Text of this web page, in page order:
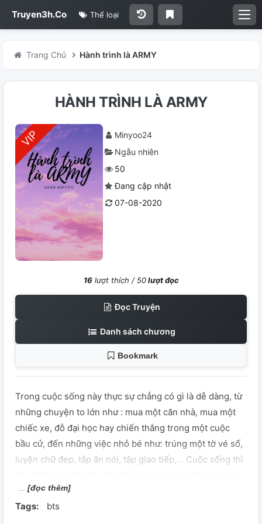
Truyen3h.Co Thể loại
Trang Chủ Hành trình là ARMY
HÀNH TRÌNH LÀ ARMY
Minyoo24
Ngẫu nhiên
50
Đang cập nhật
07-08-2020
16lượt thích /50lượt đọc
Đọc Truyện
Danh sách chương
Bookmark
Trong cuộc sống này thực sự chẳng có gì là dễ dàng, từ
những chuyện to lớn như : mua một căn nhà, mua một
chiếc xe, đỗ đại học hay chiến thắng trong một cuộc
bầu cử, đến những việc nhỏ bé như: trúng một tờ vé số,
luyện chữ đẹp, tập ăn nói, tập giao tiếp,... Cuộc sống thì
luôn luôn phải vượt qua. Đến cái sở thích của mình cũng
bị người khác lôi ra để bàn tán, lôi ra để chế nhạo.
[đọc thêm]
Tags: bts